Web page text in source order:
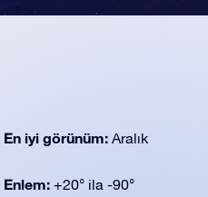
En iyi görünüm: Aralık
Enlem: +20° ila -90°